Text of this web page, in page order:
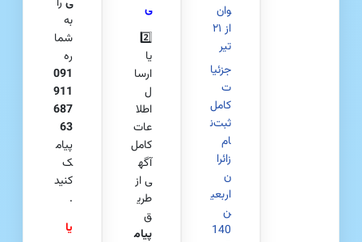
وان
از ۲۱
تیر
جزئیا
ت
کامل
ثبت‌ن
ام
زائرا
ن
اربعی
ن
140
ی
2️⃣
یا
ارسا
ل
اطلا
عات
کامل
آگه
ی از
طری
ق
پیام
به
شما
ره
091
911
687
63
پیام
ک
کنید
.
یا